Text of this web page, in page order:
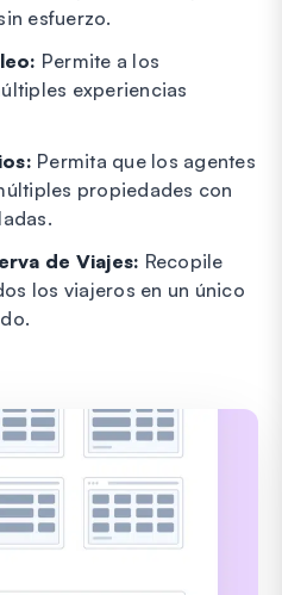
esfuerzo.
Permite a los
experiencias
Permita que los agentes
propiedades con
de Viajes: Recopile
los viajeros en un único